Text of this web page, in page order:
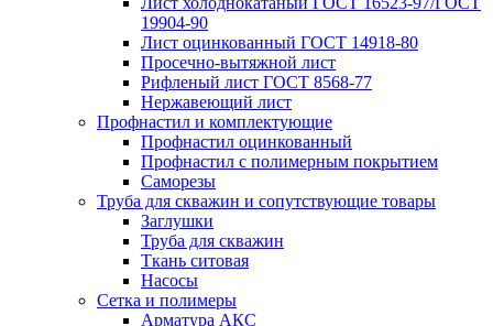
19904-90
Лист оцинкованный ГОСТ 14918-80
Просечно-вытяжной лист
Рифленый лист ГОСТ 8568-77
Нержавеющий лист
Профнастил и комплектующие
Профнастил оцинкованный
Профнастил с полимерным покрытием
Саморезы
Труба для скважин и сопутствующие товары
Заглушки
Труба для скважин
Ткань ситовая
Насосы
Сетка и полимеры
Арматура АКС